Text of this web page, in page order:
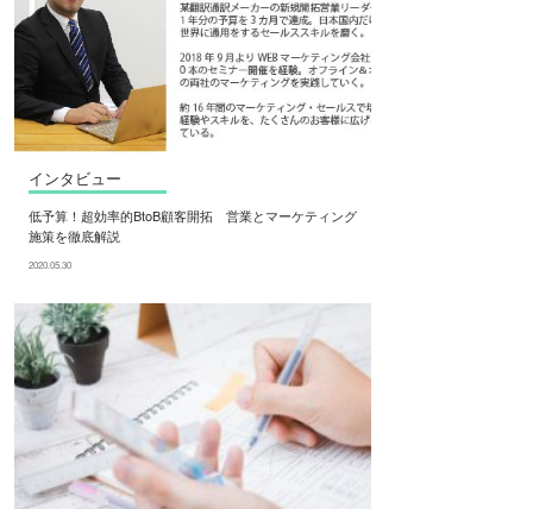
インタビュー
低予算！超効率的BtoB顧客開拓 営業とマーケティング
施策を徹底解説
2020.05.30